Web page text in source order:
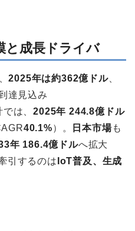
と成長ドライバ
2025年は約362億ドル、
達見込み
では、2025年 244.8億ドル
40.1%）。 日本市場も
年 186.4億ドルへ拡大
引するのは IoT普及、生成